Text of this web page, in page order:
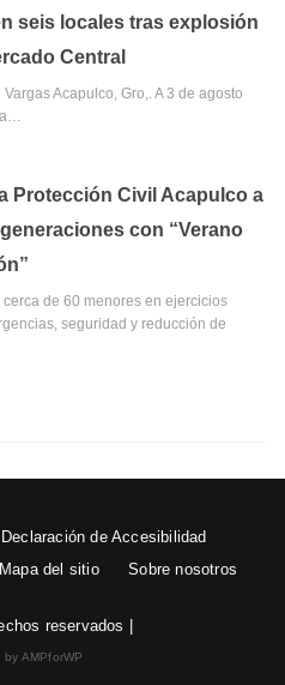
seis locales tras explosión
Central
Vargas Acapulco, Gro,. A 3 de agosto
Protección Civil Acapulco a
con “Verano
de 60 menores en ejercicios
seguridad y reducción de
Declaración de Accesibilidad
Mapa del sitio Sobre nosotros
reservados |
by AMPforWP